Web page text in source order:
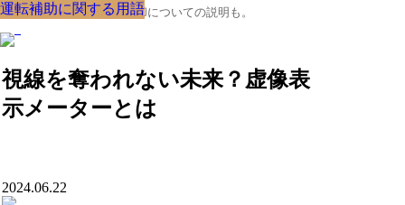
クルマの大辞典、購入･売却についての説明も。
視線を奪われない未来？虚像表
示メーターとは
運転補助に関する用語
2024.06.22
運転補助に関する用語
運転補助に関する用語
運転補助に関する用語
運転補助に関する用語
運転補助に関する用語
運転補助に関する用語
運転補助に関する用語
運転補助に関する用語